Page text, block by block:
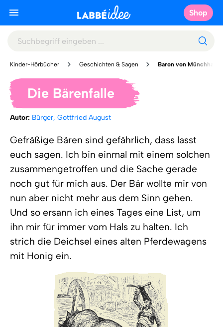
Shop
Kinder-Hörbücher Geschichten & Sagen Baron von
Die Bärenfalle
Autor: Bürger, Gottfried August
Gefräßige Bären sind gefährlich, dass lasst
euch sagen. Ich bin einmal mit einem solchen
zusammengetroffen und die Sache gerade
noch gut für mich aus. Der Bär wollte mir von
nun aber nicht mehr aus dem Sinn gehen.
Und so ersann ich eines Tages eine List, um
ihn mir für immer vom Hals zu halten. Ich
strich die Deichsel eines alten Pferdewagens
mit Honig ein.